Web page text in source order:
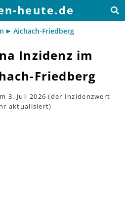
heute.de
Aichach-Friedberg
Inzidenz im
Friedberg
3. Juli 2026